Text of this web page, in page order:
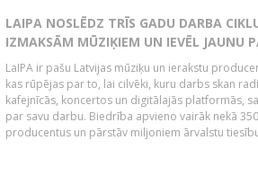
LAIPA NOSLĒDZ TRĪS GADU DARBA
IZMAKSĀM MŪZIĶIEM UN IEVĒL JAUNU
LaIPA ir pašu Latvijas mūziķu un ierakstu
kas rūpējas par to, lai cilvēki, kuru darbs skan
kafejnīcās, koncertos un digitālajās platformās,
par savu darbu. Biedrība apvieno vairāk nekā
producentus un pārstāv miljoniem ārvalstu